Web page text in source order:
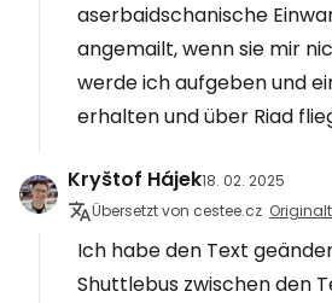
aserbaidschanische
angemailt, wenn sie mir
werde ich aufgeben und
erhalten und über Riad
Kryštof Hájek18. 02. 2025
Übersetzt von cestee.cz
Ich habe den Text
Shuttlebus zwischen den